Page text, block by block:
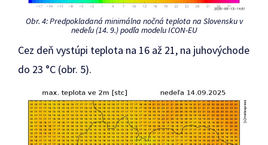
Obr. 4: Predpokladaná minimálna nočná teplota na Slovensku v
nedeľu (14. 9.) podľa modelu ICON-EU
Cez deň vystúpi teplota na 16 až 21, na juhovýchode
do 23 °C (obr. 5).